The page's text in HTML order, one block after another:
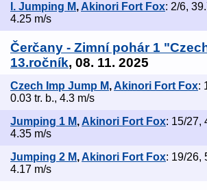
I. Jumping M, Akinori Fort Fox: 2/6,
4.25 m/s
Čerčany - Zimní pohár 1
13.ročník, 08. 11. 2025
Czech Imp Jump M,Akinori Fort Fox:
0.03 tr. b., 4.3 m/s
Jumping 1 M, Akinori Fort Fox: 15/27,
4.35 m/s
Jumping 2 M,Akinori Fort Fox: 19/26,
4.17 m/s